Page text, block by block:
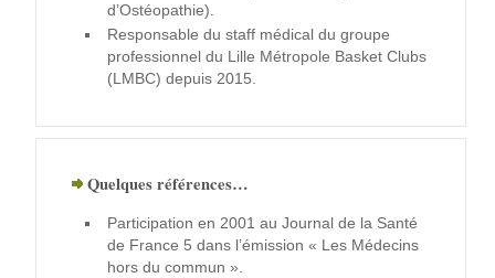
d’Ostéopathie).
Responsable du staff médical du groupe
professionnel du Lille Métropole Basket Clubs
(LMBC) depuis 2015.
Quelques références…
Participation en 2001 au Journal de la Santé
de France 5 dans l’émission « Les Médecins
hors du commun ».